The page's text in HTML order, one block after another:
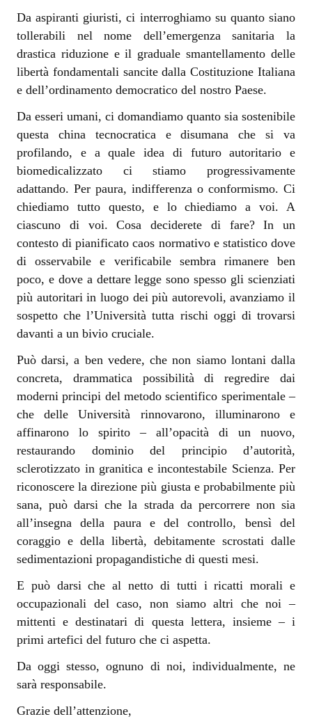
Da aspiranti giuristi, ci interroghiamo su quanto siano
tollerabili nel nome dell’emergenza sanitaria la
drastica riduzione e il graduale smantellamento delle
libertà fondamentali sancite dalla Costituzione Italiana
e dell’ordinamento democratico del nostro Paese.
Da esseri umani, ci domandiamo quanto sia sostenibile
questa china tecnocratica e disumana che si va
profilando, e a quale idea di futuro autoritario e
biomedicalizzato ci stiamo progressivamente
adattando. Per paura, indifferenza o conformismo. Ci
chiediamo tutto questo, e lo chiediamo a voi. A
ciascuno di voi. Cosa deciderete di fare? In un
contesto di pianificato caos normativo e statistico dove
di osservabile e verificabile sembra rimanere ben
poco, e dove a dettare legge sono spesso gli scienziati
più autoritari in luogo dei più autorevoli, avanziamo il
sospetto che l’Università tutta rischi oggi di trovarsi
davanti a un bivio cruciale.
Può darsi, a ben vedere, che non siamo lontani dalla
concreta, drammatica possibilità di regredire dai
moderni principi del metodo scientifico sperimentale –
che delle Università rinnovarono, illuminarono e
affinarono lo spirito – all’opacità di un nuovo,
restaurando dominio del principio d’autorità,
sclerotizzato in granitica e incontestabile Scienza. Per
riconoscere la direzione più giusta e probabilmente più
sana, può darsi che la strada da percorrere non sia
all’insegna della paura e del controllo, bensì del
coraggio e della libertà, debitamente scrostati dalle
sedimentazioni propagandistiche di questi mesi.
E può darsi che al netto di tutti i ricatti morali e
occupazionali del caso, non siamo altri che noi –
mittenti e destinatari di questa lettera, insieme – i
primi artefici del futuro che ci aspetta.
Da oggi stesso, ognuno di noi, individualmente, ne
sarà responsabile.
Grazie dell’attenzione,